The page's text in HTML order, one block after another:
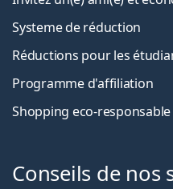
Systeme de réduction
Réductions pour les
Programme d'affiliation
Shopping eco-responsable
Conseils de nos